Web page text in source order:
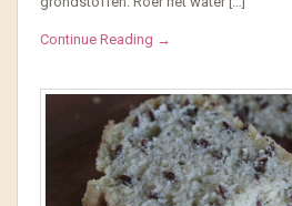
Continue Reading →